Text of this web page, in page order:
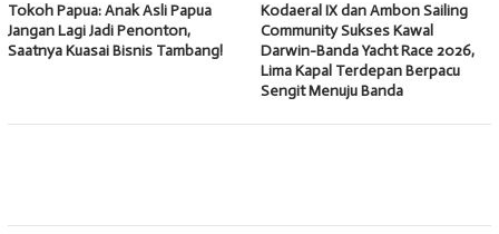
Tokoh Papua: Anak Asli Papua
Jangan Lagi Jadi Penonton,
Saatnya Kuasai Bisnis Tambang!
Kodaeral IX dan Ambon Sailing
Community Sukses Kawal
Darwin-Banda Yacht Race 2026,
Lima Kapal Terdepan Berpacu
Sengit Menuju Banda